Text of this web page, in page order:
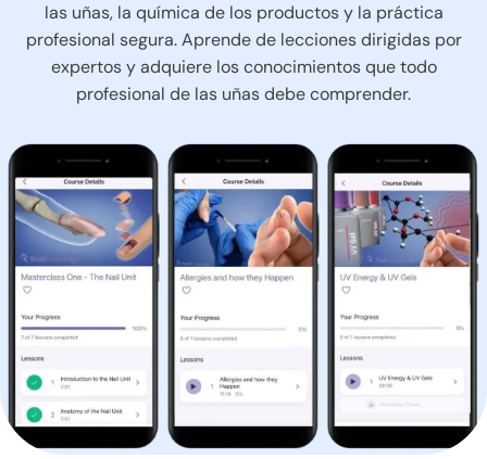
las uñas, la química de los productos y la práctica
profesional segura. Aprende de lecciones dirigidas por
expertos y adquiere los conocimientos que todo
profesional de las uñas debe comprender.